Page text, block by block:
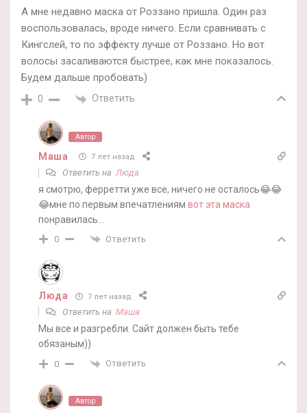
А мне недавно маска от Роззано пришла. Один раз
воспользовалась, вроде ничего. Если сравнивать с
Кингслей, то по эффекту лучше от Роззано. Но вот
волосы засаливаются быстрее, как мне показалось.
Будем дальше пробовать)
0 Ответить
Автор
Маша 7 лет назад
Ответить на Люда
я смотрю, ферретти уже все, ничего не осталось😂😂
😂мне по первым впечатлениям вот эта маска
понравилась…
0 Ответить
Люда 7 лет назад
Ответить на Маша
Мы все и разгребли. Сайт должен быть тебе
обязаным))
0 Ответить
Автор